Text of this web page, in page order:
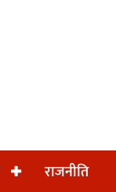
राजनीति